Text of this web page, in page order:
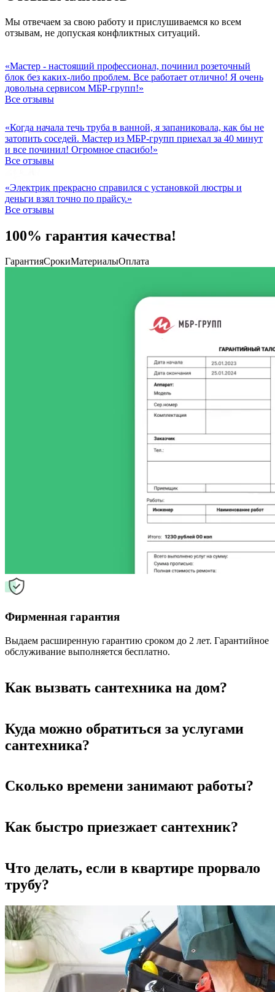
Мы отвечаем за свою работу и прислушиваемся ко всем
отзывам, не допуская конфликтных ситуаций.
«Мастер - настоящий профессионал, починил розеточный
блок без каких-либо проблем. Все работает отлично! Я очень
довольна сервисом МБР-групп!»
Все отзывы
«Когда начала течь труба в ванной, я запаниковала, как бы не
затопить соседей. Мастер из МБР-групп приехал за 40 минут
и все починил! Огромное спасибо!»
Все отзывы
«Электрик прекрасно справился с установкой люстры и
деньги взял точно по прайсу.»
Все отзывы
100% гарантия качества!
ГарантияСрокиМатериалыОплата
Фирменная гарантия
Выдаем расширенную гарантию сроком до 2 лет. Гарантийное
обслуживание выполняется бесплатно.
Как вызвать сантехника на дом?
Куда можно обратиться за услугами
сантехника?
Сколько времени занимают работы?
Как быстро приезжает сантехник?
Что делать, если в квартире прорвало
трубу?